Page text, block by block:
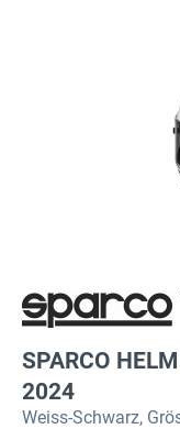
SPARCO
2024
Weiss-Schwarz,